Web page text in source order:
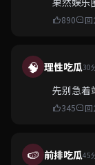
890
🧠 理性吃瓜30
先别急着
345
🍉 前排吃瓜45